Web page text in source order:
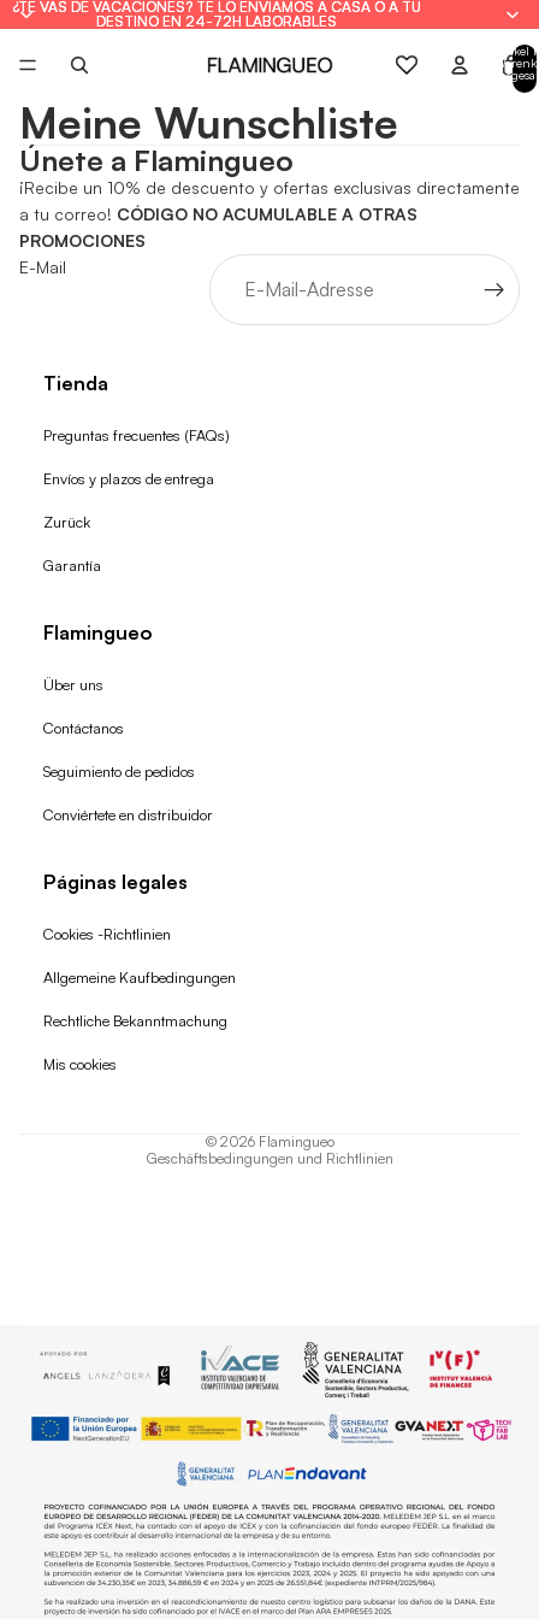
¿TE VAS DE VACACIONES? TE LO ENVIAMOS A CASA O A TU
DESTINO EN 24-72H LABORABLES
¿TE VAS DE VACACIONES? TE LO ENVIAMOS A CASA O A TU
DESTINO EN 24-72H LABORABLES
Artikel
Meine Wunschliste
Únete a Flamingueo
¡Recibe un 10% de descuento y ofertas exclusivas directamente
a tu correo! CÓDIGO NO ACUMULABLE A OTRAS
PROMOCIONES
E-Mail
Tienda
Preguntas frecuentes (FAQs)
Envíos y plazos de entrega
Zurück
Garantía
Flamingueo
Über uns
Contáctanos
Seguimiento de pedidos
Conviértete en distribuidor
Páginas legales
Cookies -Richtlinien
Allgemeine Kaufbedingungen
Rechtliche Bekanntmachung
Mis cookies
© 2026 Flamingueo
Geschäftsbedingungen und Richtlinien
Widerrufsrecht